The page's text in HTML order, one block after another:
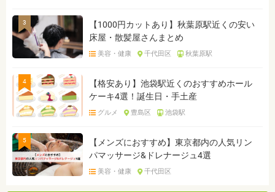
3
【1000円カットあり】秋葉原駅近くの安い
床屋・散髪屋さんまとめ
美容・健康 千代田区 秋葉原駅
4
【格安あり】池袋駅近くのおすすめホール
ケーキ4選！誕生日・手土産
グルメ 豊島区 池袋駅
5
【メンズにおすすめ】東京都内の人気リン
パマッサージ&ドレナージュ4選
美容・健康 千代田区